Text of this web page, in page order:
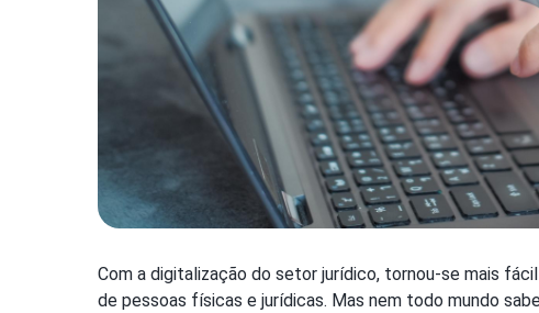
Com a digitalização do setor jurídico, tornou-se mais
de pessoas físicas e jurídicas. Mas nem todo mundo